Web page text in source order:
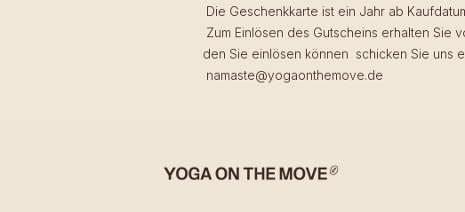
Die Geschenkkarte ist ein Jahr ab
Zum Einlösen des Gutscheins erhalten Sie
den Sie einlösen können schicken Sie uns
namaste@yogaonthemove.de